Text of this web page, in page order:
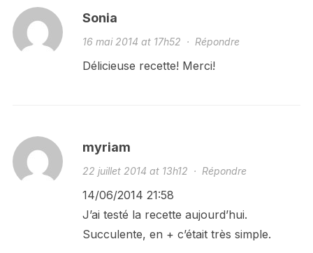
Sonia
16 mai 2014 at 17h52 · Répondre
Délicieuse recette! Merci!
myriam
22 juillet 2014 at 13h12 · Répondre
14/06/2014 21:58
J’ai testé la recette aujourd’hui.
Succulente, en + c’était très simple.